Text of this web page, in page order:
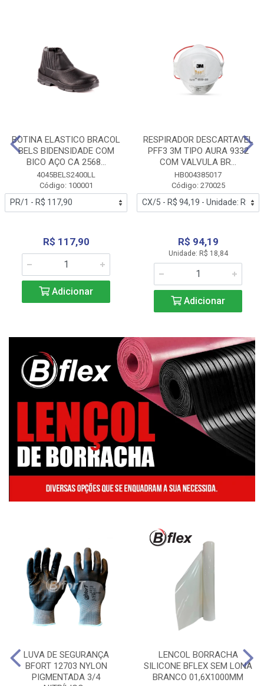
BOTINA ELASTICO BRACOL
BELS BIDENSIDADE COM
BICO AÇO CA 2568...
4045BELS2400LL
Código: 100001
R$ 117,90
Adicionar
RESPIRADOR DESCARTAVEL
PFF3 3M TIPO AURA 9332
COM VALVULA BR...
HB004385017
Código: 270025
R$ 94,19
Unidade: R$ 18,84
Adicionar
LUVA DE SEGURANÇA
BFORT 12703 NYLON
PIGMENTADA 3/4
LENCOL BORRACHA
SILICONE BFLEX SEM LONA
BRANCO 01,6X1000MM